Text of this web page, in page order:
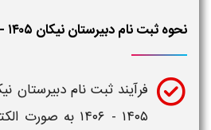
نحوه ثبت نام دبیرستان نیکان ۱۴۰۵ - ۱۴۰۶
فرآیندثبت نام دبیرستان
۱۴۰۵ - ۱۴۰۶
به صورت